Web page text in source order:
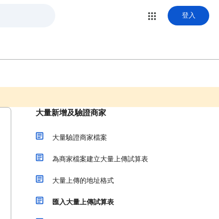
登入
大量新增及驗證商家
大量驗證商家檔案
為商家檔案建立大量上傳試算表
大量上傳的地址格式
匯入大量上傳試算表